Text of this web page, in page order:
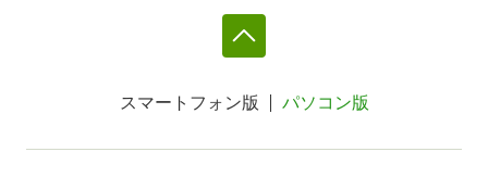
スマートフォン版 パソコン版